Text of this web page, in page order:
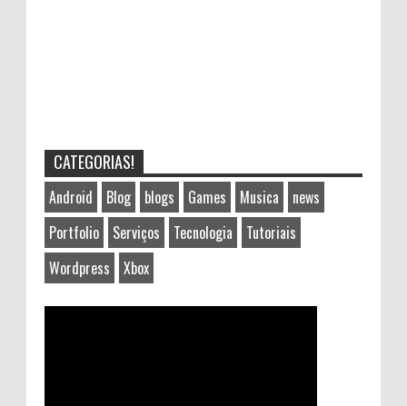
CATEGORIAS!
Android Blog blogs Games Musica
news
Portfolio
Serviços Tecnologia
Tutoriais
Wordpress
Xbox